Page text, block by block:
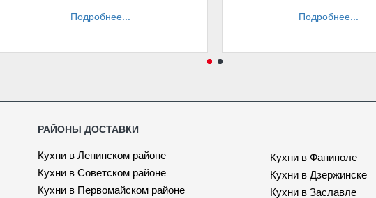
Подробнее... Подробнее...
РАЙОНЫ ДОСТАВКИ
Кухни в Ленинском районе
Кухни в Советском районе
Кухни в Первомайском районе
Кухни в Фаниполе
Кухни в Дзержинске
Кухни в Заславле